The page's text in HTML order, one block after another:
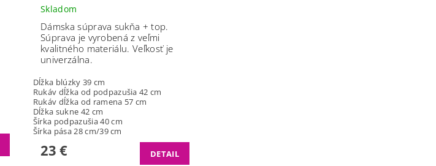
Skladom
Dámska súprava sukňa + top.
Súprava je vyrobená z veľmi
kvalitného materiálu. Veľkosť je
univerzálna.
Dĺžka blúzky 39 cm
Rukáv dĺžka od podpazušia42 cm
Rukáv dĺžka od ramena 57 cm
Dĺžka sukne 42 cm
Šírka podpazušia40 cm
Šírka pása28 cm/39 cm
23 € DETAIL